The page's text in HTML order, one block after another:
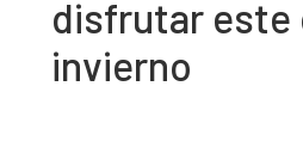
disfrutar este
invierno